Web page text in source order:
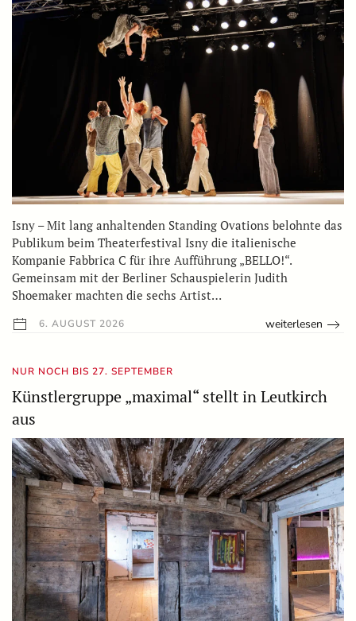
Isny – Mit lang anhaltenden Standing Ovations belohnte das
Publikum beim Theaterfestival Isny die italienische
Kompanie Fabbrica C für ihre Aufführung „BELLO!“.
Gemeinsam mit der Berliner Schauspielerin Judith
Shoemaker machten die sechs Artist…
6. AUGUST 2026 weiterlesen
NUR NOCH BIS 27. SEPTEMBER
Künstlergruppe „maximal“ stellt in Leutkirch
aus